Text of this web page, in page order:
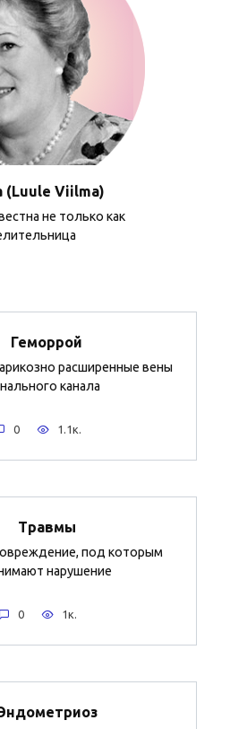
(Luule Viilma)
не только как
Геморрой
расширенные вены
канала
0 1.1к.
Травмы
под которым
нарушение
0 1к.